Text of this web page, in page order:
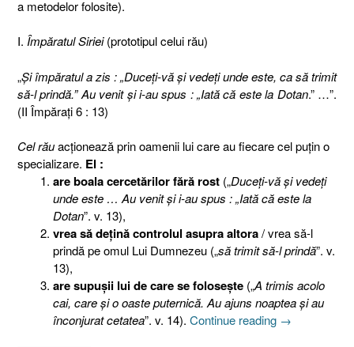
a metodelor folosite).
I. Împăratul Siriei(prototipul celui rău)
„Şi împăratul a zis : „Duceţi-vă şi vedeţi unde este, ca să trimit
să-l prindă.” Au venit şi i-au spus : „Iată că este la Dotan.” …”.
(II Împăraţi 6 : 13)
Cel răuacţionează prin oamenii lui care au fiecare cel puţin o
specializare. El :
are boala cercetărilor fără rost („Duceţi-vă şi vedeţi
unde este … Au venit şi i-au spus : „Iată că este la
Dotan”. v. 13),
vrea să deţină controlul asupra altora/ vrea să-l
prindă pe omul Lui Dumnezeu („să trimit să-l prindă”. v.
13),
are supuşii lui de care se foloseşte („A trimis acolo
cai, care şi o oaste puternică. Au ajuns noaptea şi au
înconjurat cetatea”. v. 14). Continue reading „Despre
→